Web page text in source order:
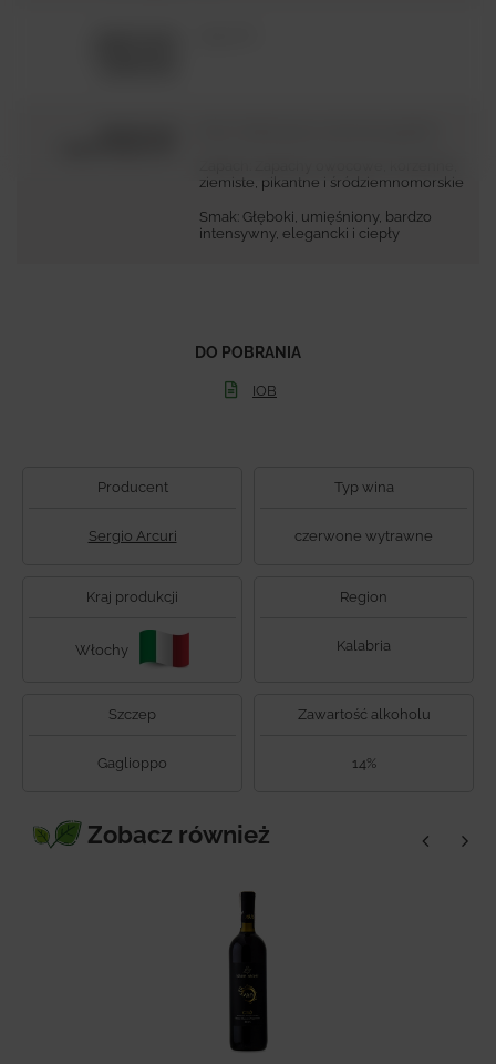
ziemiste, pikantne i śródziemnomorskie
Smak: Głęboki, umięśniony, bardzo
intensywny, elegancki i ciepły
DO POBRANIA
IOB
Producent
Sergio Arcuri
Typ wina
czerwone wytrawne
Kraj produkcji
Włochy
Region
Kalabria
Szczep
Gaglioppo
Zawartość alkoholu
14%
Zobacz również